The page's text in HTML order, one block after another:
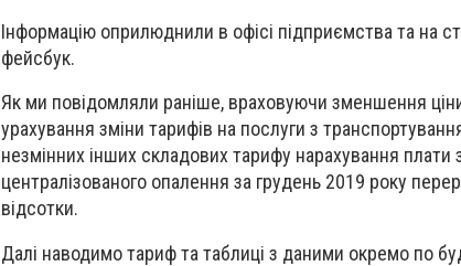
Інформацію оприлюднили в офісі підприємства та на
фейсбук.
Як ми повідомляли раніше, враховуючи зменшення
урахування зміни тарифів на послуги з
незмінних інших складових тарифу нарахування плати
централізованого опалення за грудень 2019 року
відсотки.
Далі наводимо тариф та таблиці з даними окремо по